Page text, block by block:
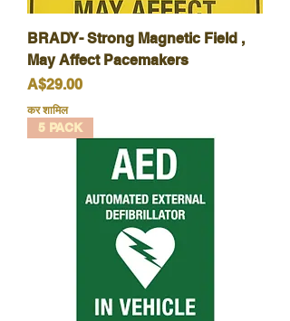
BRADY- Strong Magnetic Field ,
May Affect Pacemakers
मूल्य
A$29.00
कर शामिल
5 PACK